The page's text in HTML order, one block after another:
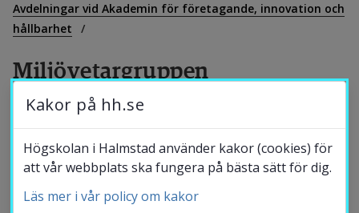
Avdelningar vid Akademin för företagande, innovation och
hållbarhet
Miljövetargruppen
Forskargruppen inom miljövetenskap jobbar
multifunktionella lösningar som kan
påskynda omställningen till ett mer hållbart
Forskning
Samverkan
Om Högskolan
Kakor på hh.se
Högskolan i Halmstad använder kakor (cookies) för
att vår webbplats ska fungera på bästa sätt för dig.
Läs mer i vår policy om kakor